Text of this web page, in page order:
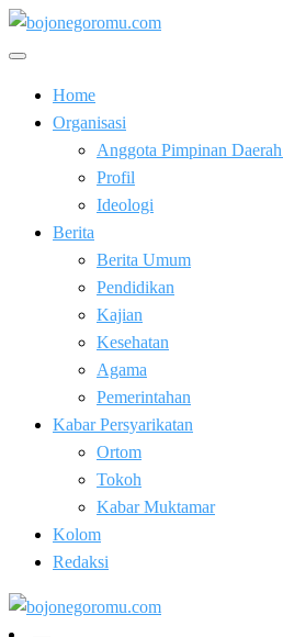
Skip
to
bojonegoromu.com
Home
Organisasi
Anggota Pimpinan
Profil
Ideologi
Berita
Berita Umum
Pendidikan
Kajian
Kesehatan
Agama
Pemerintahan
Kabar Persyarikatan
Ortom
Tokoh
Kabar Muktamar
Kolom
Redaksi